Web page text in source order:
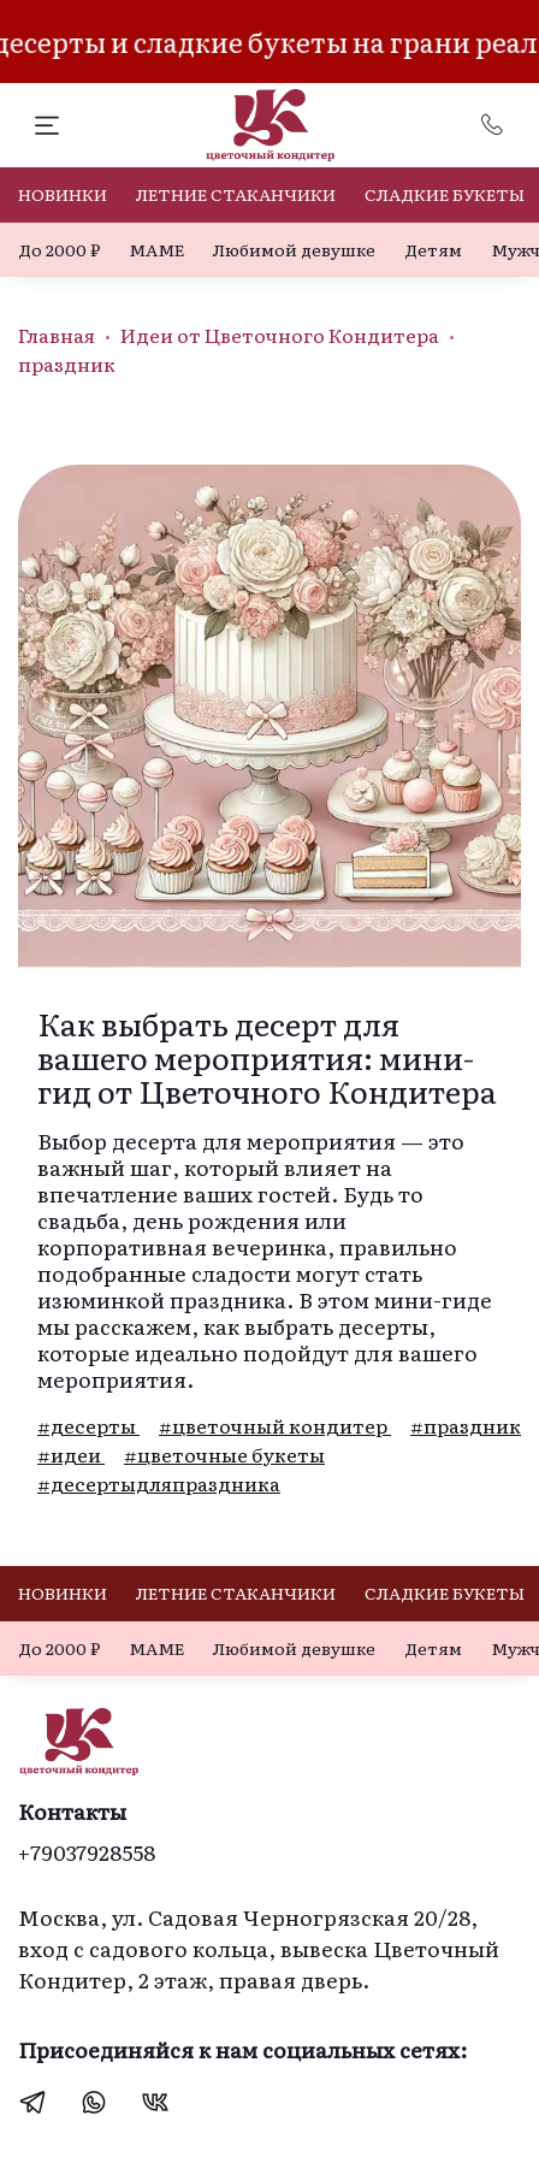
и сладкие букеты на грани
НОВИНКИ ЛЕТНИЕ СТАКАНЧИКИ СЛАДКИЕ БУКЕТЫ
До 2000 ₽ МАМЕ Любимой девушке Детям
Главная
Идеи от Цветочного Кондитера
праздник
Как выбрать десерт для
вашего мероприятия: мини-
гид от Цветочного Кондитера
Выбор десерта для мероприятия — это
важный шаг, который влияет на
впечатление ваших гостей. Будь то
свадьба, день рождения или
корпоративная вечеринка, правильно
подобранные сладости могут стать
изюминкой праздника. В этом мини-гиде
мы расскажем, как выбрать десерты,
которые идеально подойдут для вашего
мероприятия.
#десерты #цветочный кондитер
#праздник
#идеи
#цветочные букеты
#десертыдляпраздника
НОВИНКИ ЛЕТНИЕ СТАКАНЧИКИ СЛАДКИЕ БУКЕТЫ
До 2000 ₽ МАМЕ Любимой девушке Детям
Контакты
+79037928558
Москва, ул. Садовая Черногрязская 20/28,
вход с садового кольца, вывеска Цветочный
Кондитер, 2 этаж, правая дверь.
Присоединяйся к нам социальных сетях: